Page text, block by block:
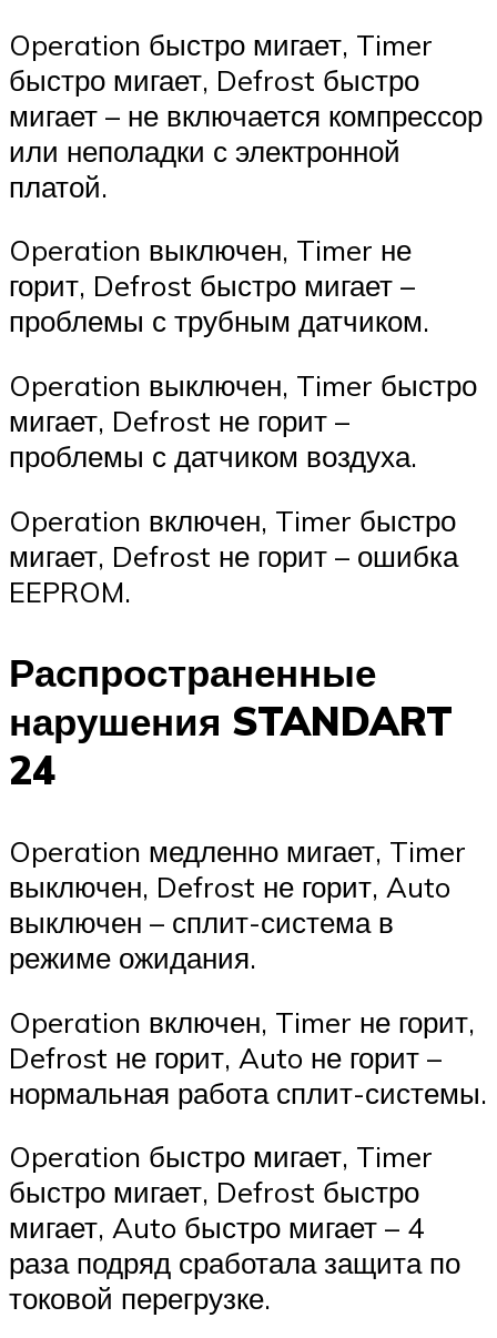
Operation быстро мигает, Timer
быстро мигает, Defrost быстро
мигает – не включается компрессор
или неполадки с электронной
платой.
Operation выключен, Timer не
горит, Defrost быстро мигает –
проблемы с трубным датчиком.
Operation выключен, Timer быстро
мигает, Defrost не горит –
проблемы с датчиком воздуха.
Operation включен, Timer быстро
мигает, Defrost не горит – ошибка
EEPROM.
Распространенные
нарушения STANDART
24
Operation медленно мигает, Timer
выключен, Defrost не горит, Auto
выключен – сплит-система в
режиме ожидания.
Operation включен, Timer не горит,
Defrost не горит, Auto не горит –
нормальная работа сплит-системы.
Operation быстро мигает, Timer
быстро мигает, Defrost быстро
мигает, Auto быстро мигает – 4
раза подряд сработала защита по
токовой перегрузке.